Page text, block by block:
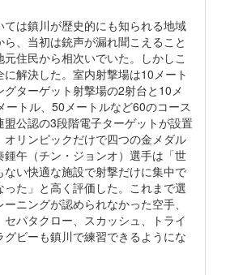
ては鎮川が歴史的にも知られる地域
ら、当初は銃声が漏れ聞こえること
住民から相次いでいた。しかしこ
に解決した。室内射撃場は10メート
グターゲット射撃場の2射台と10メ
ートル、50メートルなど60のコース
盟公認の3段階電子ターゲットが設置
オリンピックだけで四つの金メダル
鍾午（チン・ジョンオ）選手は「世
ない快適な施設で射撃だけに集中で
った」と高く評価した。これまで選
ニングが認められなかった空手、
セパタクロー、スカッシュ、トライ
グビーも鎮川で練習できるようにな